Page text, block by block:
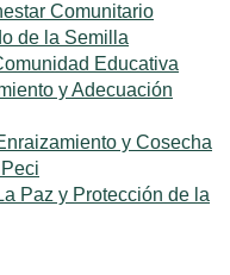
Comunitario
de la Semilla
Educativa
y Adecuación
y Cosecha
Paz y Protección de la